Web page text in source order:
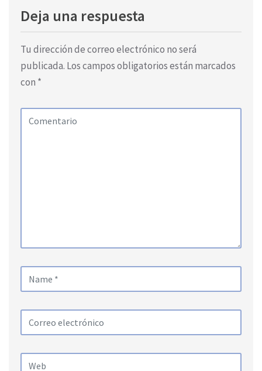
Deja una respuesta
Tu dirección de correo electrónico no será
publicada. Los campos obligatorios están marcados
con *